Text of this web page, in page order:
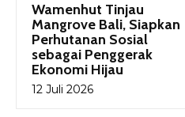
Wamenhut Tinjau
Mangrove Bali, Siapkan
Perhutanan Sosial
sebagai Penggerak
Ekonomi Hijau
12 Juli 2026